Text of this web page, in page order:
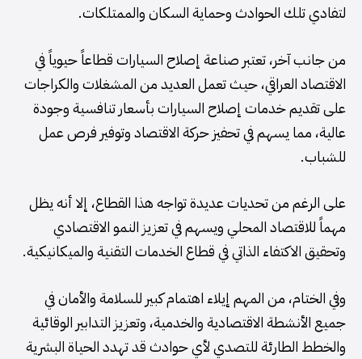
لتفادي تلك الحوادث وحماية السكان والممتلكات.
من جانب آخر، تعتبر صناعة إصلاح السيارات قطاعاً حيوياً في
الاقتصاد العراقي، حيث تعمل العديد من المشغلات والكراجات
على تقديم خدمات إصلاح السيارات بأسعار تنافسية وجودة
عالية، مما يسهم في تحفيز حركة الاقتصاد وتوفير فرص عمل
للشباب.
على الرغم من تحديات عديدة تواجه هذا القطاع، إلا أنه يظل
مهماً للاقتصاد المحلي ويسهم في تعزيز النمو الاقتصادي
وتحقيق الاكتفاء الذاتي في قطاع الخدمات التقنية والميكانيكية.
وفي الختام، من المهم إيلاء اهتمام كبير للسلامة والأمان في
جميع الأنشطة الاقتصادية والخدمية، وتعزيز التدابير الوقائية
والخطط الطارئة للتصدي لأي حوادث قد تهدد الحياة البشرية